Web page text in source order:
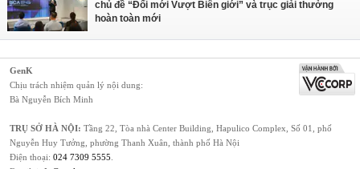
chủ đề “Đổi mới Vượt Biên giới” và trục giải thưởng
hoàn toàn mới
GenK
Chịu trách nhiệm quản lý nội dung:
Bà Nguyễn Bích Minh
TRỤ SỞ HÀ NỘI: Tầng 22, Tòa nhà Center Building, Hapulico Complex, Số 01, phố
Nguyễn Huy Tưởng, phường Thanh Xuân, thành phố Hà Nội
Điện thoại: 024 7309 5555